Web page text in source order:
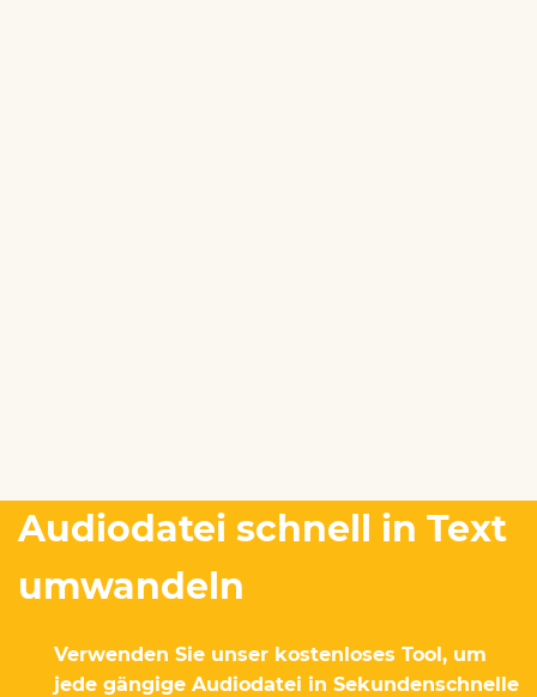
Audiodatei schnell in Text
umwandeln
Verwenden Sie unser kostenloses Tool, um
jede gängige Audiodatei in Sekundenschnelle